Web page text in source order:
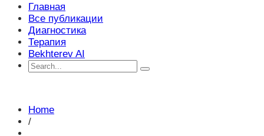
Главная
Все публикации
Диагностика
Терапия
Bekhterev AI
Home
/